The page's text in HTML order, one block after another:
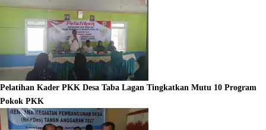
Pelatihan Kader PKK Desa Taba Lagan Tingkatkan Mutu 10 Program
Pokok PKK